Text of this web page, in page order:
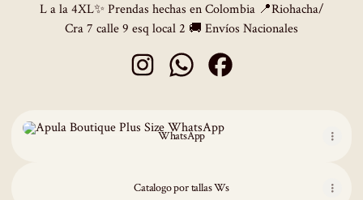
L a la 4XL✨️ Prendas hechas en Colombia 📍Riohacha/
Cra 7 calle 9 esq local 2 🚚 Envíos Nacionales
WhatsApp
Catalogo por tallas Ws